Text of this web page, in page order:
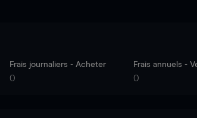
Frais journaliers - Acheter
0
Frais annuels -
0